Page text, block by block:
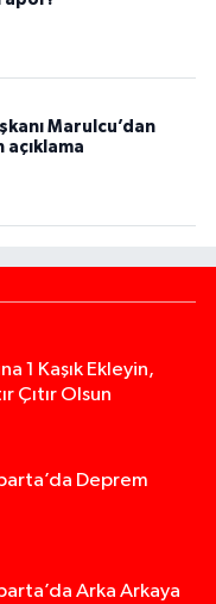
Marulcu’dan
1 Kaşık Ekleyin,
Çıtır Olsun
Deprem
Arka Arkaya